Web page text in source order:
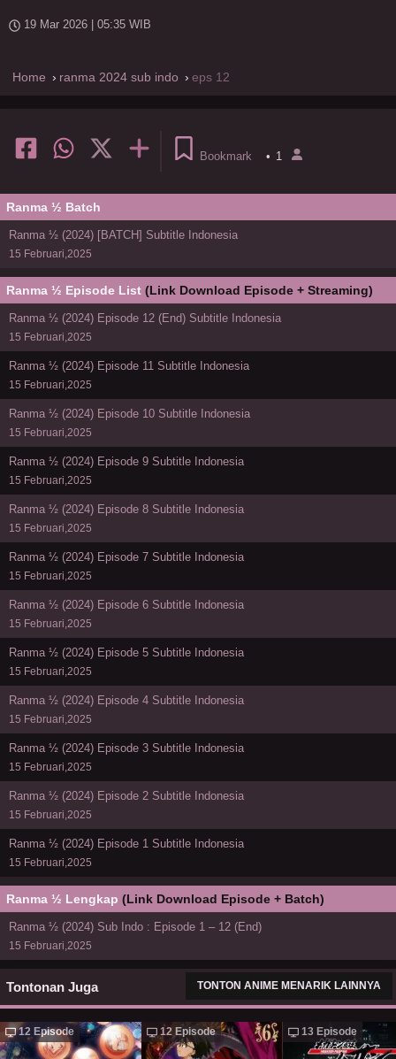
19 Mar 2026 | 05:35 WIB
Home ranma 2024 sub indo eps 12
Bookmark • 1
Ranma ½ Batch
Ranma ½ (2024) [BATCH] Subtitle Indonesia
15 Februari,2025
Ranma ½ Episode List (Link Download Episode + Streaming)
Ranma ½ (2024) Episode 12 (End) Subtitle Indonesia
15 Februari,2025
Ranma ½ (2024) Episode 11 Subtitle Indonesia
15 Februari,2025
Ranma ½ (2024) Episode 10 Subtitle Indonesia
15 Februari,2025
Ranma ½ (2024) Episode 9 Subtitle Indonesia
15 Februari,2025
Ranma ½ (2024) Episode 8 Subtitle Indonesia
15 Februari,2025
Ranma ½ (2024) Episode 7 Subtitle Indonesia
15 Februari,2025
Ranma ½ (2024) Episode 6 Subtitle Indonesia
15 Februari,2025
Ranma ½ (2024) Episode 5 Subtitle Indonesia
15 Februari,2025
Ranma ½ (2024) Episode 4 Subtitle Indonesia
15 Februari,2025
Ranma ½ (2024) Episode 3 Subtitle Indonesia
15 Februari,2025
Ranma ½ (2024) Episode 2 Subtitle Indonesia
15 Februari,2025
Ranma ½ (2024) Episode 1 Subtitle Indonesia
15 Februari,2025
Ranma ½ Lengkap (Link Download Episode + Batch)
Ranma ½ (2024) Sub Indo : Episode 1 – 12 (End)
15 Februari,2025
Tontonan Juga TONTON ANIME MENARIK LAINNYA
12 Episode 12 Episode 13 Episode